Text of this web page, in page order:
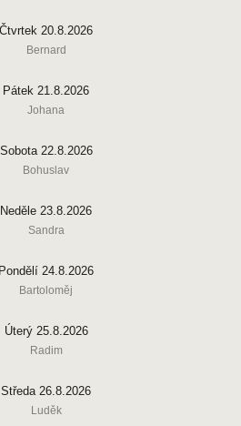
Čtvrtek 20.8.2026
Bernard
Pátek 21.8.2026
Johana
Sobota 22.8.2026
Bohuslav
Neděle 23.8.2026
Sandra
Pondělí 24.8.2026
Bartoloměj
Úterý 25.8.2026
Radim
Středa 26.8.2026
Luděk